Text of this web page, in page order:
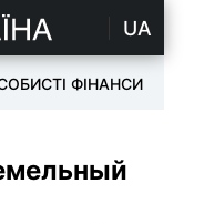
UA
ФІНАНСИ